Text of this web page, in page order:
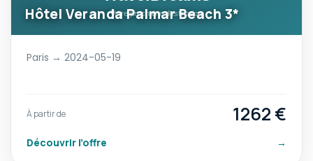
Hôtel Veranda Palmar Beach 3*
Paris → 2024-05-19
À partir de 1262 €
Découvrir l’offre →